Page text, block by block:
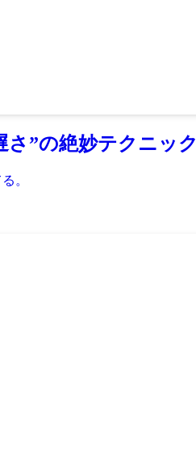
さ”の絶妙テクニック
。